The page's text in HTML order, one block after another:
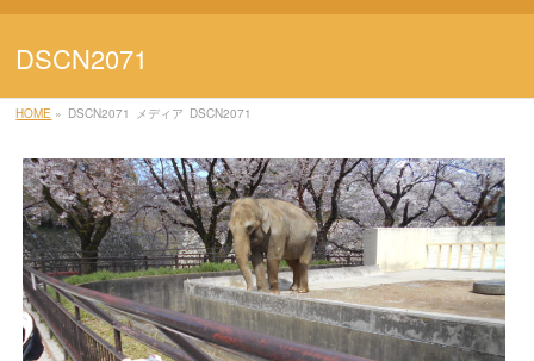
DSCN2071
HOME » DSCN2071 メディア DSCN2071